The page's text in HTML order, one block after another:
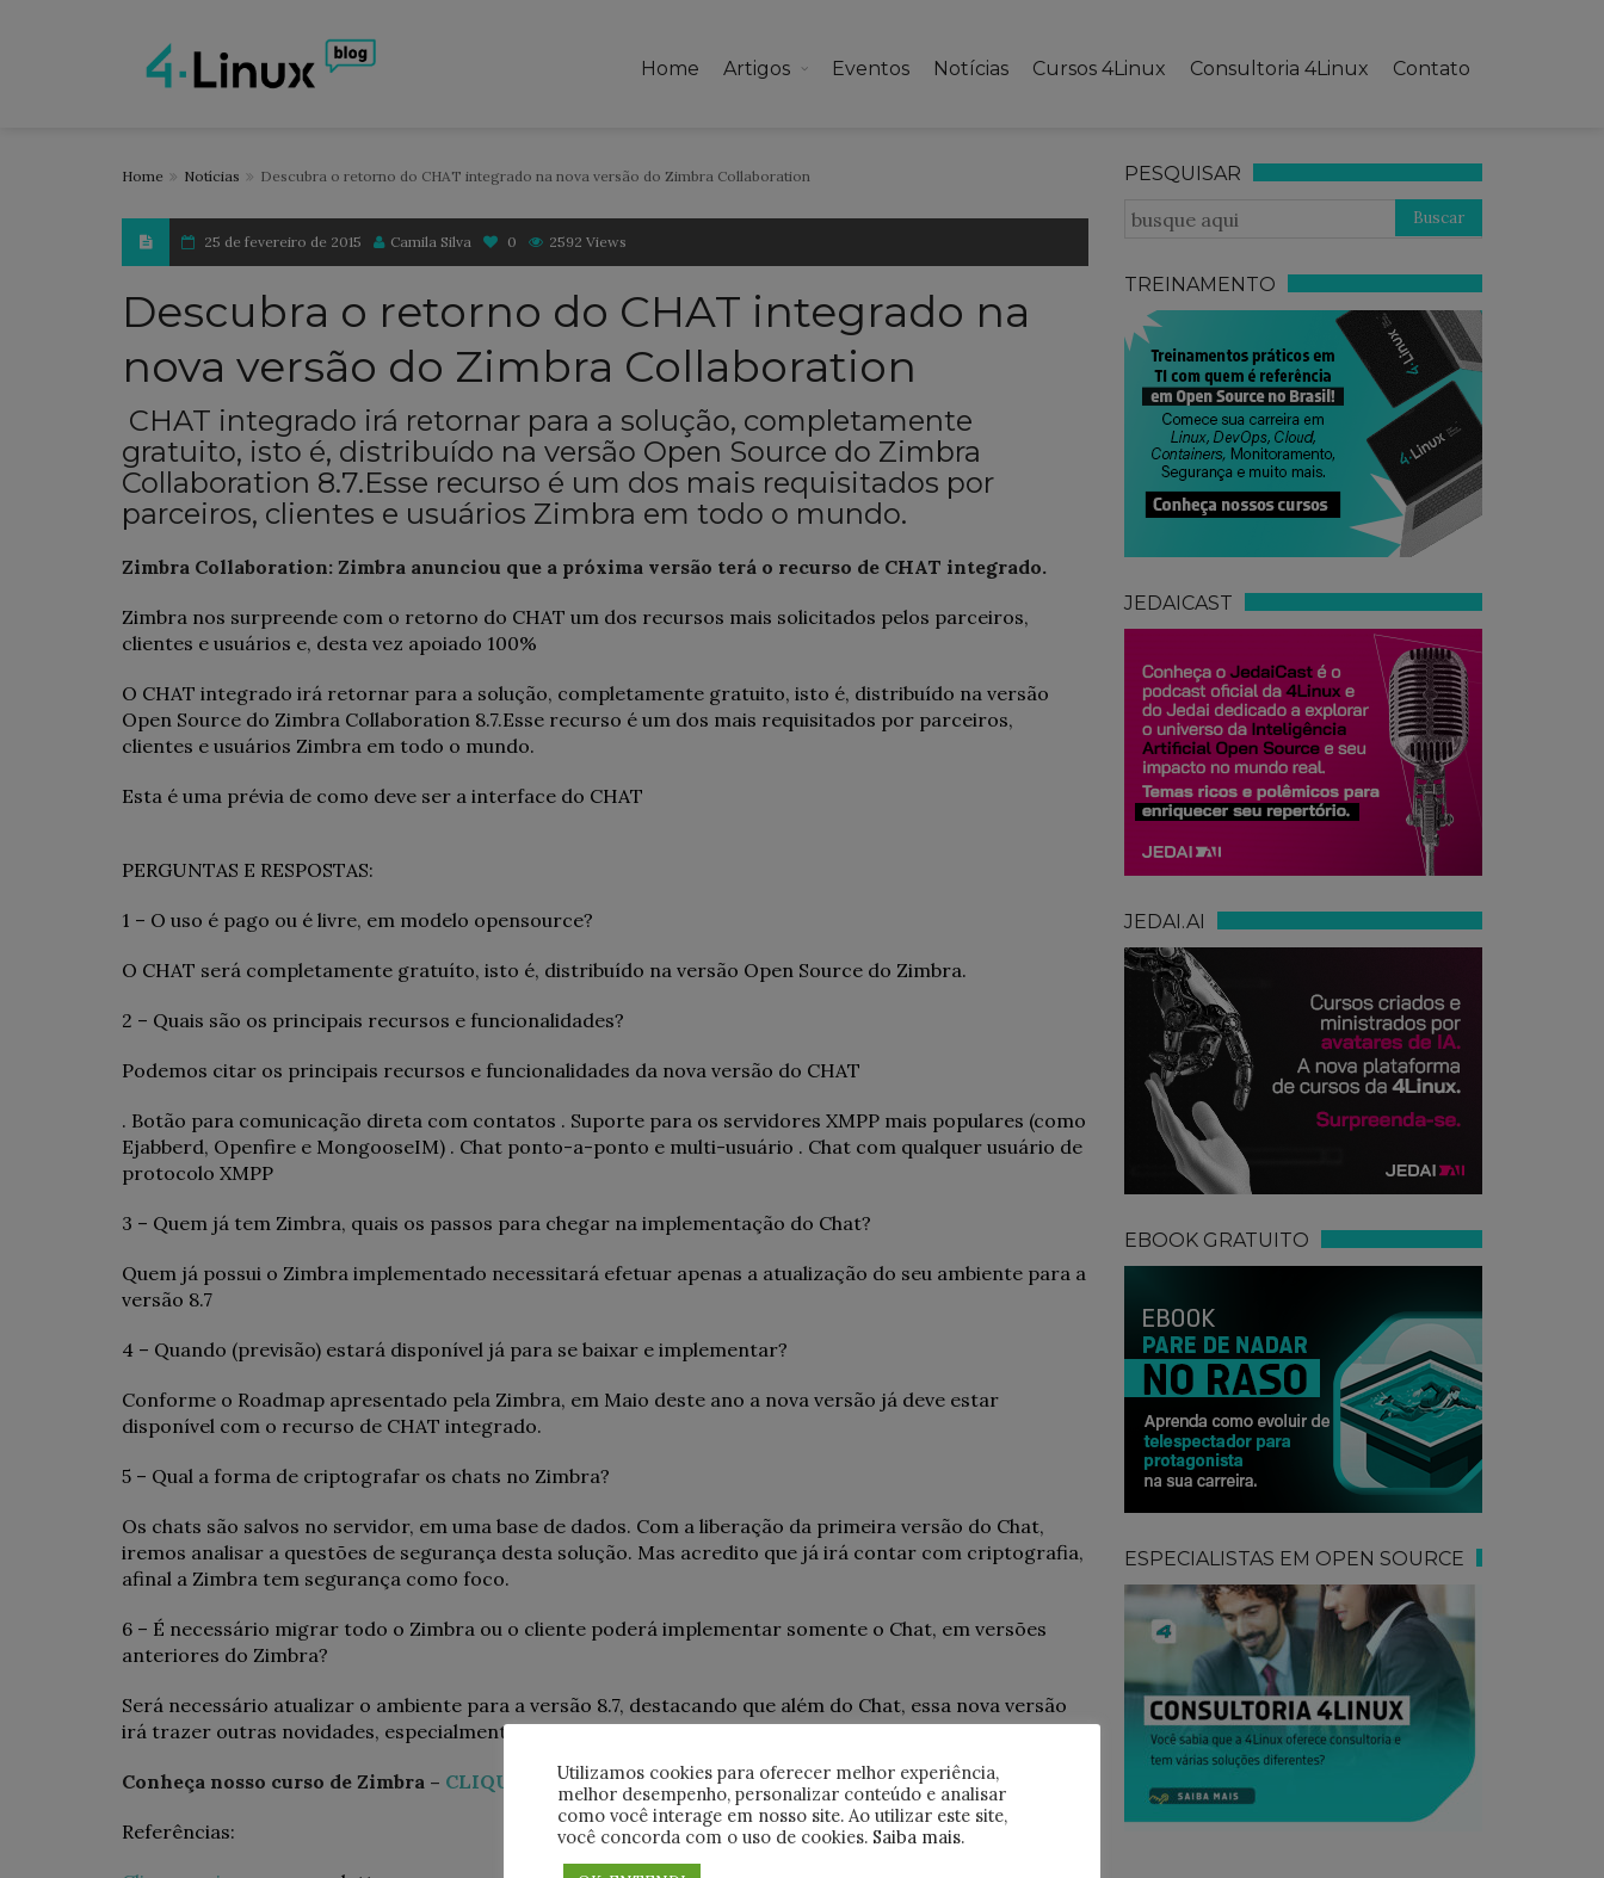
Home Artigos Eventos Notícias Cursos 4Linux Consultoria 4Linux Contato
Home Notícias Descubra o retorno do CHAT integrado na nova versão do Zimbra Collaboration
25 de fevereiro de 2015 Camila Silva 0 2592 Views
Descubra o retorno do CHAT integrado na
nova versão do Zimbra Collaboration
CHAT integrado irá retornar para a solução, completamente
gratuito, isto é, distribuído na versão Open Source do Zimbra
Collaboration 8.7.Esse recurso é um dos mais requisitados por
parceiros, clientes e usuários Zimbra em todo o mundo.
Zimbra Collaboration: Zimbra anunciou que a próxima versão terá o recurso de CHAT integrado.
Zimbra nos surpreende com o retorno do CHAT um dos recursos mais solicitados pelos parceiros,
clientes e usuários e, desta vez apoiado 100%
O CHAT integrado irá retornar para a solução, completamente gratuito, isto é, distribuído na versão
Open Source do Zimbra Collaboration 8.7.Esse recurso é um dos mais requisitados por parceiros,
clientes e usuários Zimbra em todo o mundo.
Esta é uma prévia de como deve ser a interface do CHAT
PERGUNTAS E RESPOSTAS:
1 – O uso é pago ou é livre, em modelo opensource?
O CHAT será completamente gratuíto, isto é, distribuído na versão Open Source do Zimbra.
2 – Quais são os principais recursos e funcionalidades?
Podemos citar os principais recursos e funcionalidades da nova versão do CHAT
. Botão para comunicação direta com contatos . Suporte para os servidores XMPP mais populares (como
Ejabberd, Openfire e MongooseIM) . Chat ponto-a-ponto e multi-usuário . Chat com qualquer usuário de
protocolo XMPP
3 – Quem já tem Zimbra, quais os passos para chegar na implementação do Chat?
Quem já possui o Zimbra implementado necessitará efetuar apenas a atualização do seu ambiente para a
versão 8.7
4 – Quando (previsão) estará disponível já para se baixar e implementar?
Conforme o Roadmap apresentado pela Zimbra, em Maio deste ano a nova versão já deve estar
disponível com o recurso de CHAT integrado.
5 – Qual a forma de criptografar os chats no Zimbra?
Os chats são salvos no servidor, em uma base de dados. Com a liberação da primeira versão do Chat,
iremos analisar a questões de segurança desta solução. Mas acredito que já irá contar com criptografia,
afinal a Zimbra tem segurança como foco.
6 – É necessário migrar todo o Zimbra ou o cliente poderá implementar somente o Chat, em versões
anteriores do Zimbra?
Será necessário atualizar o ambiente para a versão 8.7, destacando que além do Chat, essa nova versão
irá trazer outras novidades, especialmente para clientes mobile.
Conheça nosso curso de Zimbra – CLIQUE AQUI
Referências:
PESQUISAR
TREINAMENTO
JEDAICAST
JEDAI.AI
EBOOK GRATUITO
ESPECIALISTAS EM OPEN SOURCE
Utilizamos cookies para oferecer melhor experiência,
melhor desempenho, personalizar conteúdo e analisar
como você interage em nosso site. Ao utilizar este site,
você concorda com o uso de cookies. Saiba mais.